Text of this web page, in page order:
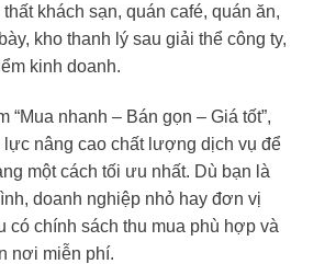
khách sạn, quán café, quán ăn,
kho thanh lý sau giải thể công ty,
kinh doanh.
nhanh – Bán gọn – Giá tốt”,
lực nâng cao chất lượng dịch vụ để
một cách tối ưu nhất. Dù bạn là
doanh nghiệp nhỏ hay đơn vị
có chính sách thu mua phù hợp và
nơi miễn phí.